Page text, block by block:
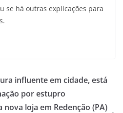
se há outras explicações para
influente em cidade, está
por estupro
loja em Redenção (PA)